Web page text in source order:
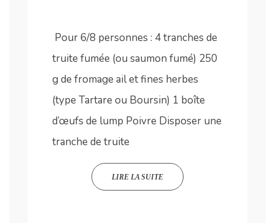
Pour 6/8 personnes : 4 tranches de
truite fumée (ou saumon fumé) 250
g de fromage ail et fines herbes
(type Tartare ou Boursin) 1 boîte
d’œufs de lump Poivre Disposer une
tranche de truite
LIRE LA SUITE